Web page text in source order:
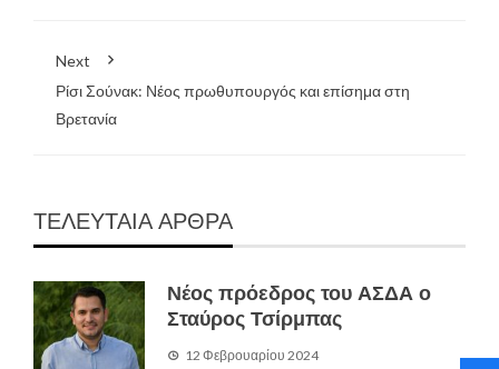
Next
Ρίσι Σούνακ: Νέος πρωθυπουργός και επίσημα στη
Βρετανία
ΤΕΛΕΥΤΑΙΑ ΑΡΘΡΑ
Νέος πρόεδρος του ΑΣΔΑ ο
Σταύρος Τσίρμπας
12 Φεβρουαρίου 2024